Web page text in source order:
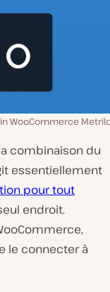
WooCommerce
combinaison du
essentiellement
pour tout
endroit.
le connecter à